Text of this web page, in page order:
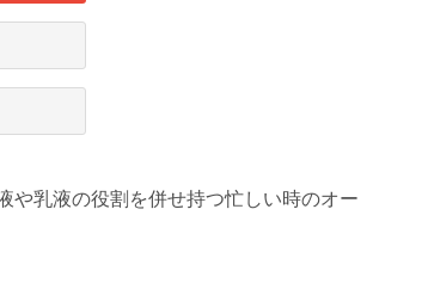
乳液の役割を併せ持つ忙しい時のオー